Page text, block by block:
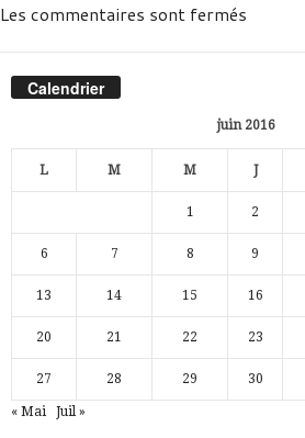
Les commentaires sont fermés
Calendrier
juin 2016
L M M J
1 2
6 7 8 9
13 14 15 16
20 21 22 23
27 28 29 30
« Mai Juil »